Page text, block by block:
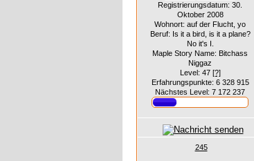
Registrierungsdatum: 30.
Oktober 2008
Wohnort: auf der Flucht, yo
Beruf: Is it a bird, is it a plane?
No it's I.
Maple Story Name: Bitchass
Niggaz
Level: 47 [?]
Erfahrungspunkte: 6 328 915
Nächstes Level: 7 172 237
245